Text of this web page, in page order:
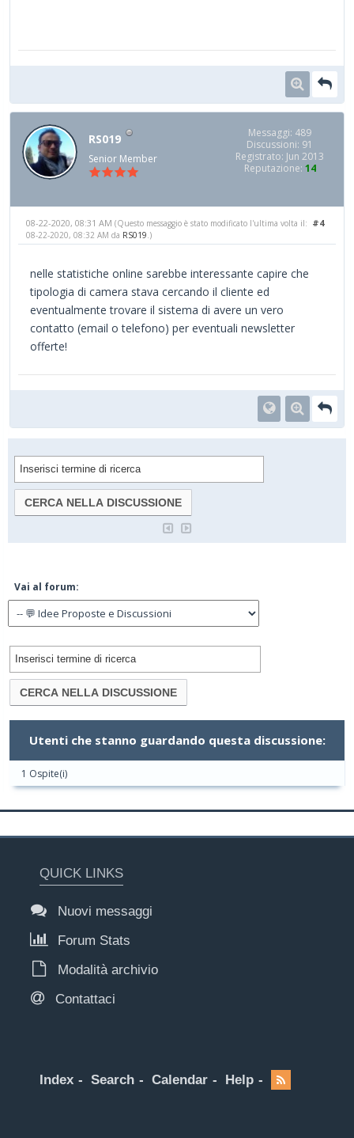
RS019
Senior Member
Messaggi: 489
Discussioni: 91
Registrato: Jun 2013
Reputazione: 14
#4
08-22-2020, 08:31 AM (Questo messaggio è stato modificato l'ultima volta il:
08-22-2020, 08:32 AM da RS019 .)
nelle statistiche online sarebbe interessante capire che
tipologia di camera stava cercando il cliente ed
eventualmente trovare il sistema di avere un vero
contatto (email o telefono) per eventuali newsletter
offerte!
Vai al forum:
Utenti che stanno guardando questa discussione:
1 Ospite(i)
QUICK LINKS
Nuovi messaggi
Forum Stats
Modalità archivio
Contattaci
Index Search Calendar Help